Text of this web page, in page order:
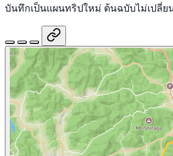
บันทึกเป็นแผนทริปใหม่ ต้นฉบับไม่เปลี่ย